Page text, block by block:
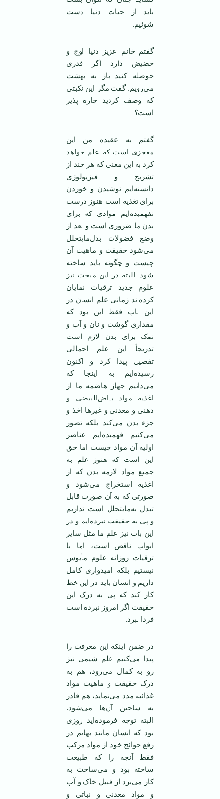
باید از حیات دنیا دست
شوئیم.
گفتم خانم عزیز دنیا اوج و
حضیض دارد اگر قدری
حوصله کنید باز به بهشت
می‌رویم. گفت مگر این نکبتی
که وصف کردید چاره پذیر
است؟
گفتم به عقیده من این
معجزی است که علم خواهد
کرد به این معنی که هر چند از
تشریح و فیزیولوژی
دانسته‌ایم نوشیدن و خوردن
برای تغذیه است هنوز درست
نفهمیده‌ایم موادی که برای
بدن ما ضروری است و بعد از
وضع فضولات بدل‌مایتحلل
می‌شود حقیقت و ماهیت آن
چیست و چگونه باید ساخته
شود. البته در این مبحث نیز
علوم جدید ترقیات نمایان
کرده‌اند زمانی علم انسان در
این باب فقط این بود که
مقداری گوشت و نان و آب و
نمک برای بدن لازم است
تدریجاً این علم اجمالی
تفصیل پیدا کرد و اکنون
رسیده‌ایم به اینجا که
می‌دانیم جهاز هاضمه ما از
اغذیه مواد بیاض‌البیضی و
دهنی و معدنی و غیر‌ها اخذ و
جزء بدن می‌کند بلکه تصور
می‌کنیم فهمیده‌ایم عناصر
اولیه آن مواد چیست اما حق
این است که هنوز علم به
جمیع مواد لازمه بدن که از
اغذیه استخراج می‌شود و
صورتی که به آن صورت قابل
تبدل به‌مایتحلل است نداریم
و پی به حقیقت نبرده‌ایم و در
این باب نیز علم ما مثل سایر
ابواب ناقص است، اما با
ترقیات روزانه علوم مأیوس
نیستیم بلکه امیدواری کامل
داریم و انسان باید در این خط
کار کند که پی به درک این
حقیقت اگر امروز نبرده است
فردا ببرد.
در ضمن اینکه این معرفت را
پیدا می‌کنیم علم شیمی نیز
رو به کمال می‌رود، هم به
درک حقیقت و ماهیت مواد
غذائیه مدد می‌نماید، هم قادر
به ساختن آن‌ها می‌شود.
البته توجه فرموده‌اید روزی
بود که انسان مانند بهائم در
رفع حوائج خود از مواد مرکب
فقط آنچه را که طبیعت
ساخته بود و می‌ساخت به
کار می‌برد از قبیل خاک و آب
و مواد معدنی و نباتی و